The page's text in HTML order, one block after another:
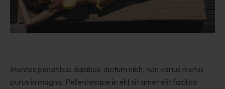
Montes penatibus dapibus dictum nibh, non varius metus
purus in magna. Pellentesque in elit sit amet elit facilisis